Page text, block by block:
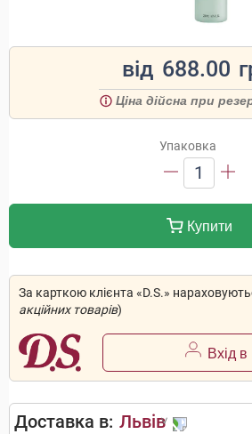
від 688.00
Ціна дійсна при
Упаковка
1
Купити
За карткою клієнта «D.S.»
акційних товарів)
Вхід в
Доставка в: Львів